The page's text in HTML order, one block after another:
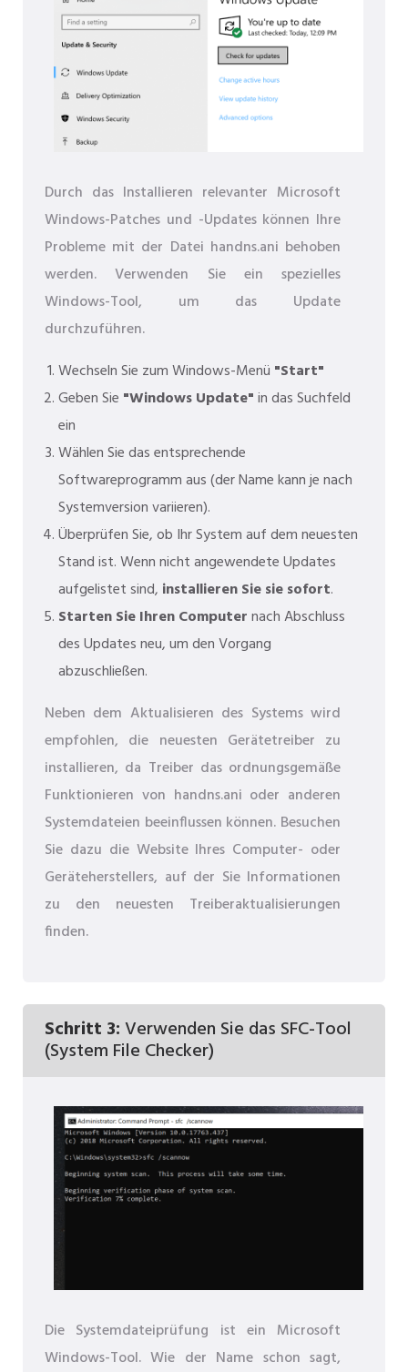
Durch das Installieren relevanter Microsoft
Windows-Patches und -Updates können Ihre
Probleme mit der Datei handns.ani behoben
werden. Verwenden Sie ein spezielles
Windows-Tool, um das Update
durchzuführen.
Wechseln Sie zum Windows-Menü "Start"
Geben Sie "Windows Update"in das Suchfeld
ein
Wählen Sie das entsprechende
Softwareprogramm aus (der Name kann je nach
Systemversion variieren).
Überprüfen Sie, ob Ihr System auf dem neuesten
Stand ist. Wenn nicht angewendete Updates
aufgelistet sind, installieren Sie sie sofort.
Starten Sie Ihren Computernach Abschluss
des Updates neu, um den Vorgang
abzuschließen.
Neben dem Aktualisieren des Systems wird
empfohlen, die neuesten Gerätetreiber zu
installieren, da Treiber das ordnungsgemäße
Funktionieren von handns.ani oder anderen
Systemdateien beeinflussen können. Besuchen
Sie dazu die Website Ihres Computer- oder
Geräteherstellers, auf der Sie Informationen
zu den neuesten Treiberaktualisierungen
finden.
Schritt 3:Verwenden Sie das SFC-Tool
(System File Checker)
Die Systemdateiprüfung ist ein Microsoft
Windows-Tool. Wie der Name schon sagt,